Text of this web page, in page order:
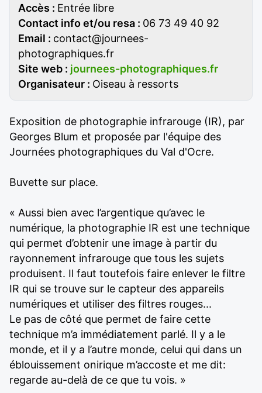
Accès : Entrée libre
Contact info et/ou resa : 06 73 49 40 92
Email : contact@journees-
photographiques.fr
Site web : journees-photographiques.fr
Organisateur : Oiseau à ressorts
Exposition de photographie infrarouge (IR), par
Georges Blum et proposée par l'équipe des
Journées photographiques du Val d'Ocre.
Buvette sur place.
« Aussi bien avec l’argentique qu’avec le
numérique, la photographie IR est une technique
qui permet d’obtenir une image à partir du
rayonnement infrarouge que tous les sujets
produisent. Il faut toutefois faire enlever le filtre
IR qui se trouve sur le capteur des appareils
numériques et utiliser des filtres rouges...
Le pas de côté que permet de faire cette
technique m’a immédiatement parlé. Il y a le
monde, et il y a l’autre monde, celui qui dans un
éblouissement onirique m’accoste et me dit:
regarde au-delà de ce que tu vois. »